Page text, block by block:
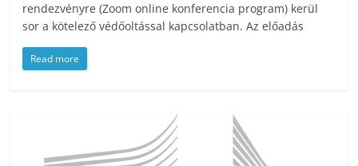
rendezvényre (Zoom online konferencia program) kerül
sor a kötelező védőoltással kapcsolatban. Az előadás
Read more